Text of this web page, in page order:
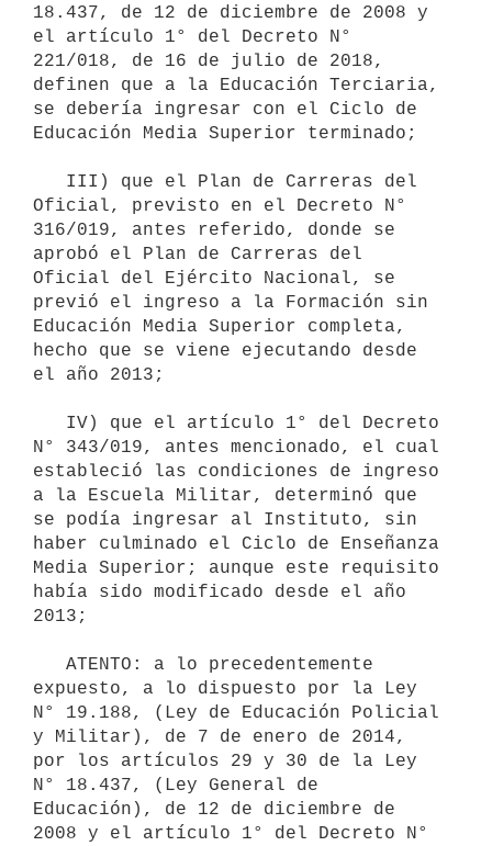
18.437, de 12 de diciembre de 2008 y
el artículo 1° del Decreto N°
221/018, de 16 de julio de 2018,
definen que a la Educación Terciaria,
se debería ingresar con el Ciclo de
Educación Media Superior terminado;
Oficial, previsto en el Decreto N°
316/019, antes referido, donde se
aprobó el Plan de Carreras del
Oficial del Ejército Nacional, se
previó el ingreso a la Formación sin
Educación Media Superior completa,
hecho que se viene ejecutando desde
el año 2013;
N° 343/019, antes mencionado, el cual
estableció las condiciones de ingreso
a la Escuela Militar, determinó que
se podía ingresar al Instituto, sin
haber culminado el Ciclo de Enseñanza
Media Superior; aunque este requisito
había sido modificado desde el año
2013;
expuesto, a lo dispuesto por la Ley
N° 19.188, (Ley de Educación Policial
y Militar), de 7 de enero de 2014,
por los artículos 29 y 30 de la Ley
N° 18.437, (Ley General de
Educación), de 12 de diciembre de
2008 y el artículo 1° del Decreto N°